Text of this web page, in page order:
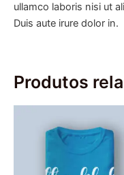
ullamco laboris nisi ut
Duis aute irure dolor in.
Produtos